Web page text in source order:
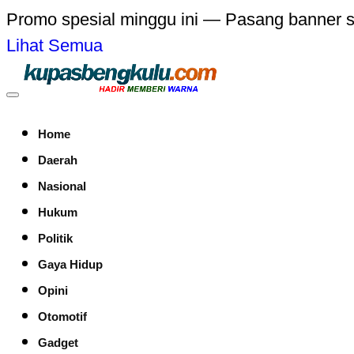
Promo spesial minggu ini — Pasang banner
Lihat Semua
Home
Daerah
Nasional
Hukum
Politik
Gaya Hidup
Opini
Otomotif
Gadget